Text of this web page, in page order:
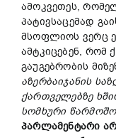
ამოკვეთეს,
პატივსაცემად
მსოფლიოს ვერც
ამტკიცებენ, რომ
გაუგებრობის
აზერბაიჯანის
ქართველებზე
სომხური
პარლამენტარი